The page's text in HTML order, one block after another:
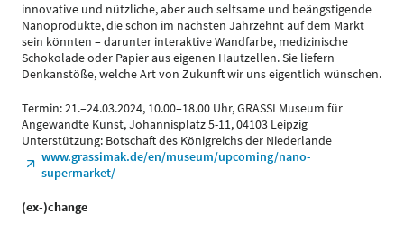
innovative und nützliche, aber auch seltsame und beängstigende
Nanoprodukte, die schon im nächsten Jahrzehnt auf dem Markt
sein könnten – darunter interaktive Wandfarbe, medizinische
Schokolade oder Papier aus eigenen Hautzellen. Sie liefern
Denkanstöße, welche Art von Zukunft wir uns eigentlich wünschen.
Termin: 21.–24.03.2024, 10.00–18.00 Uhr, GRASSI Museum für
Angewandte Kunst, Johannisplatz 5-11, 04103 Leipzig
Unterstützung: Botschaft des Königreichs der Niederlande
www.grassimak.de/en/museum/upcoming/nano-
supermarket/
(ex-)change